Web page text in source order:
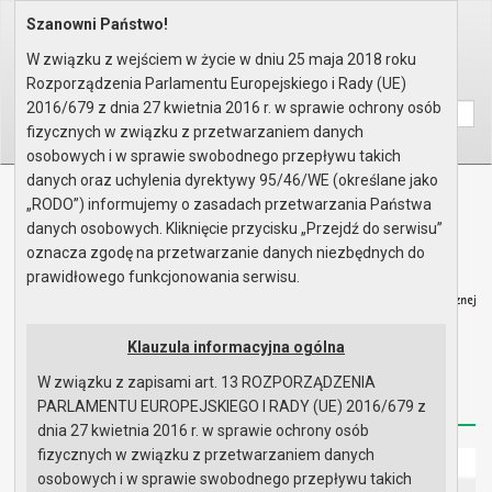
Home Prawo lokalne
Wyszukaj na stronie:
A AA
Biuletyn Informacji Publicznej
Urząd Miasta i Gminy w Gryfinie
Redakcja Instrukcja korzystania Dostępność
Strona główna
Szanowni Państwo!
W związku z wejściem w życie w dniu 25 maja 2018 roku
Rozporządzenia Parlamentu Europejskiego i Rady (UE)
2016/679 z dnia 27 kwietnia 2016 r. w sprawie ochrony osób
fizycznych w związku z przetwarzaniem danych
osobowych i w sprawie swobodnego przepływu takich
danych oraz uchylenia dyrektywy 95/46/WE (określane jako
„RODO”) informujemy o zasadach przetwarzania Państwa
danych osobowych. Kliknięcie przycisku „Przejdź do serwisu”
oznacza zgodę na przetwarzanie danych niezbędnych do
prawidłowego funkcjonowania serwisu.
Klauzula informacyjna ogólna
W związku z zapisami art. 13 ROZPORZĄDZENIA
PARLAMENTU EUROPEJSKIEGO I RADY (UE) 2016/679 z
dnia 27 kwietnia 2016 r. w sprawie ochrony osób
fizycznych w związku z przetwarzaniem danych
osobowych i w sprawie swobodnego przepływu takich